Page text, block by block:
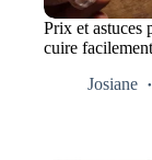
Prix et astuces
cuire facilement
Josiane